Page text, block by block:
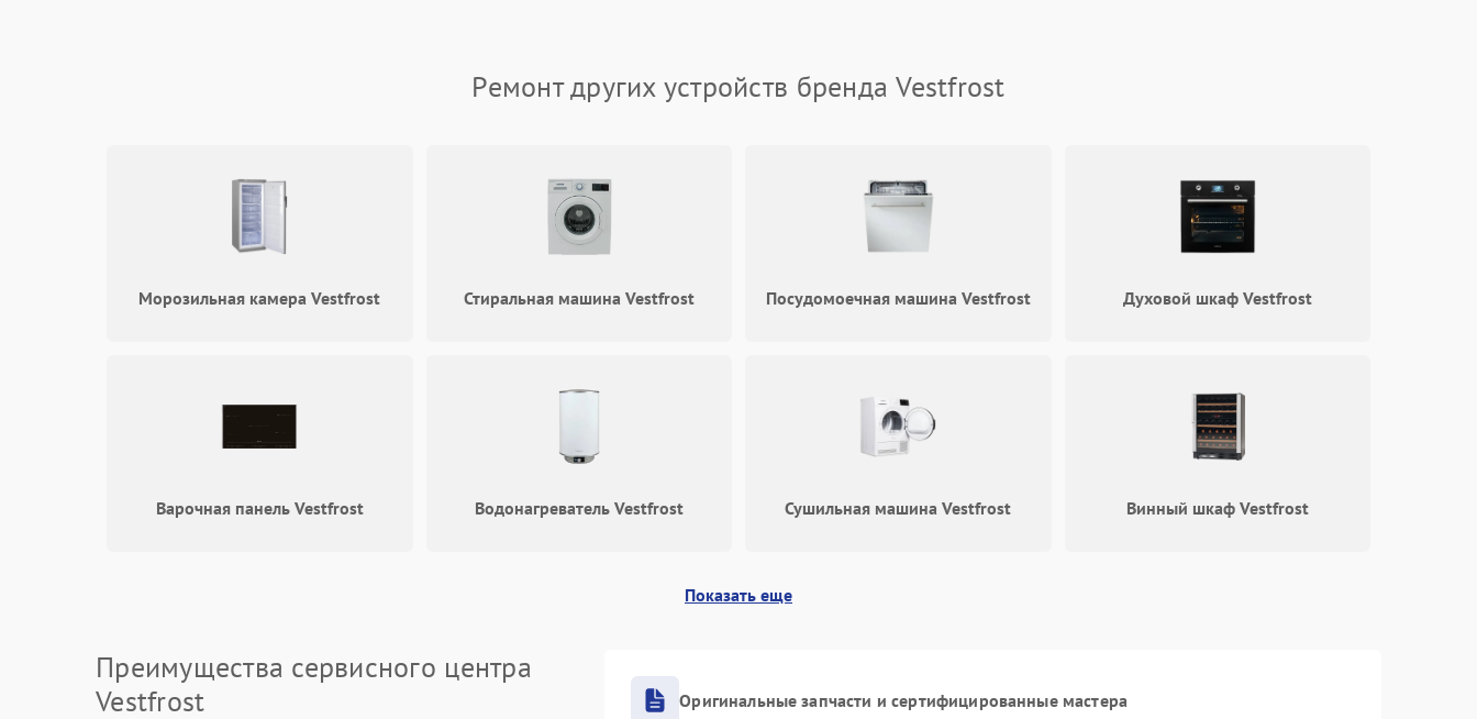
Поломка системы No Frost 60 мин 1 год
Сбой в работе инвертора 1 год Подробнее →
1 год Подробнее →
Ремонт других устройств бренда Vestfrost
Морозильная камера Vestfrost Стиральная машина Vestfrost Посудомоечная машина Vestfrost Духовой шкаф Vestfrost
Варочная панель Vestfrost Водонагреватель Vestfrost Сушильная машина Vestfrost Винный шкаф Vestfrost
Показать еще
Преимущества сервисного центра
Vestfrost
Оригинальные запчасти и сертифицированные мастера